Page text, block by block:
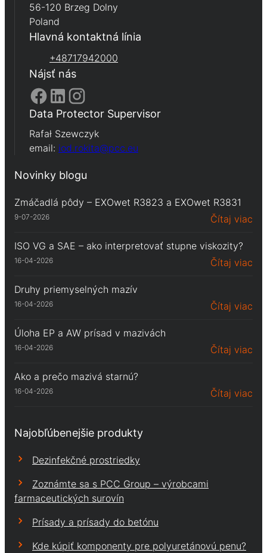
56-120 Brzeg Dolny
Poland
Hlavná kontaktná línia
+48717942000
Nájsť nás
Data Protector Supervisor
Rafał Szewczyk
email: iod.rokita@pcc.eu
Novinky blogu
Zmáčadlá pôdy – EXOwet R3823 a EXOwet R3831
9-07-2026 Čítaj viac
ISO VG a SAE – ako interpretovať stupne viskozity?
16-04-2026 Čítaj viac
Druhy priemyselných mazív
16-04-2026 Čítaj viac
Úloha EP a AW prísad v mazivách
16-04-2026 Čítaj viac
Ako a prečo mazivá starnú?
16-04-2026 Čítaj viac
Najobľúbenejšie produkty
Dezinfekčné prostriedky
Zoznámte sa s PCC Group – výrobcami
farmaceutických surovín
Prísady a prísady do betónu
Kde kúpiť komponenty pre polyuretánovú penu?